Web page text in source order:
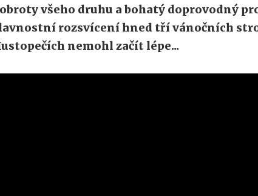
všeho druhu a bohatý doprovodný
rozsvícení hned tří vánočních
nemohl začít lépe...